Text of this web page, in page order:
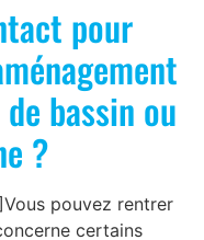
pour
bassin ou
?
pouvez rentrer
certains